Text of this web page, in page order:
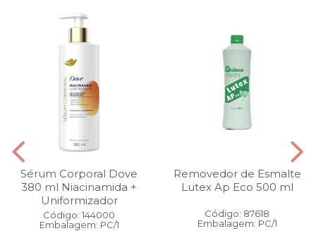
Sérum Corporal Dove
380 ml Niacinamida +
Uniformizador
Código: 144000
Embalagem: PC/1
Removedor de Esmalte
Lutex Ap Eco 500 ml
Código: 87618
Embalagem: PC/1